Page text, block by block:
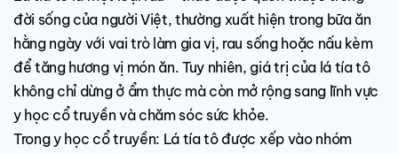
đời sống của người Việt, thường xuất hiện trong bữa ăn
hằng ngày với vai trò làm gia vị, rau sống hoặc nấu kèm
để tăng hương vị món ăn. Tuy nhiên, giá trị của lá tía tô
không chỉ dừng ở ẩm thực mà còn mở rộng sang lĩnh vực
y học cổ truyền và chăm sóc sức khỏe.
Trong y học cổ truyền: Lá tía tô được xếp vào nhóm